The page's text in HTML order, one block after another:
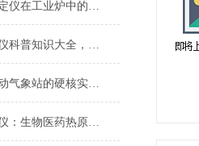
烟气含氧量测定仪在工业炉中的应用
皮温生物反馈仪科普知识大全，你真不一定都懂
全域赋能：自动气象站的硬核实力与智能内核
微机热原测温仪：生物医药热原检测的精准化升级工具